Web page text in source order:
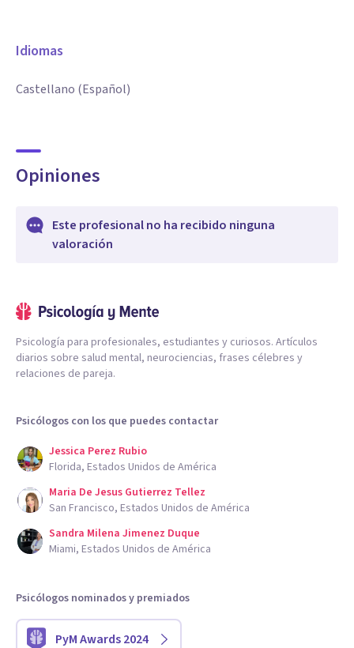
Idiomas
Castellano (Español)
Opiniones
Este profesional no ha recibido ninguna
valoración
Psicología para profesionales, estudiantes y curiosos. Artículos
diarios sobre salud mental, neurociencias, frases célebres y
relaciones de pareja.
Psicólogos con los que puedes contactar
Jessica Perez Rubio
Florida, Estados Unidos de América
Maria De Jesus Gutierrez Tellez
San Francisco, Estados Unidos de América
Sandra Milena Jimenez Duque
Miami, Estados Unidos de América
Psicólogos nominados y premiados
PyM Awards 2024